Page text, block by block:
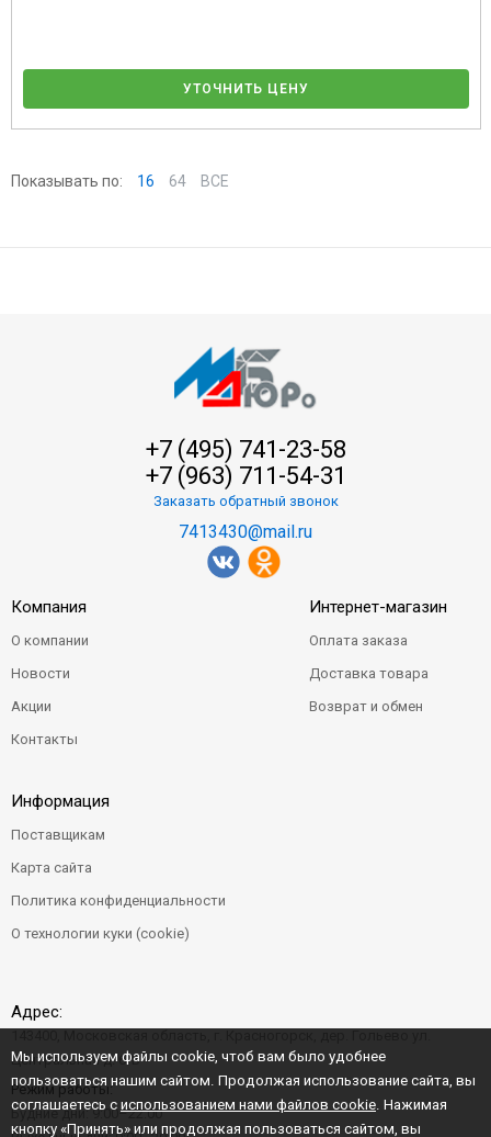
УТОЧНИТЬ ЦЕНУ
Показывать по: 16 64 ВСЕ
+7 (495) 741-23-58
+7 (963) 711-54-31
Заказать обратный звонок
7413430@mail.ru
Компания
О компании
Новости
Акции
Контакты
Интернет-магазин
Оплата заказа
Доставка товара
Возврат и обмен
Информация
Поставщикам
Карта сайта
Политика конфиденциальности
О технологии куки (cookie)
Адрес:
Центральная д. 6"Б"
Режим работы:
Будние дни: 9:00–22:00
Мы используем файлы cookie, чтоб вам было удобнее
пользоваться нашим сайтом. Продолжая использование сайта, вы
соглашаетесь с использованием нами файлов cookie . Нажимая
кнопку «Принять» или продолжая пользоваться сайтом, вы